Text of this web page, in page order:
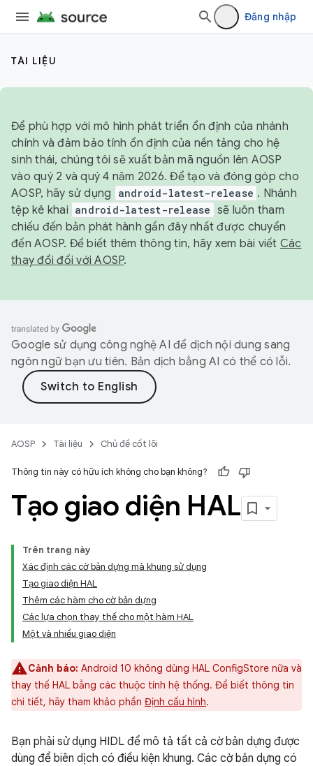
Đăng nhập
TÀI LIỆU
Để phù hợp với mô hình phát triển ổn định của nhánh
chính và đảm bảo tính ổn định của nền tảng cho hệ
sinh thái, chúng tôi sẽ xuất bản mã nguồn lên AOSP
vào quý 2 và quý 4 năm 2026. Để tạo và đóng góp cho
AOSP, hãy sử dụng
android-latest-release . Nhánh
tệp kê khai android-latest-release sẽ luôn tham
chiếu đến bản phát hành gần đây nhất được chuyển
đến AOSP. Để biết thêm thông tin, hãy xem bài viết Các
thay đổi đối với AOSP.
Google sử dụng công nghệ AI để dịch nội dung sang
ngôn ngữ bạn ưu tiên. Bản dịch bằng AI có thể có lỗi.
AOSP Tài liệu Chủ đề cốt lõi
Thông tin này có hữu ích không cho bạn không?
Tạo giao diện HAL
Trên trang này
Xác định các cờ bản dựng mà khung sử dụng
Tạo giao diện HAL
Thêm các hàm cho cờ bản dựng
Các lựa chọn thay thế cho một hàm HAL
Một và nhiều giao diện
Cảnh báo: Android 10 không dùng HAL ConfigStore nữa và
thay thế HAL bằng các thuộc tính hệ thống. Để biết thông tin
chi tiết, hãy tham khảo phần Định cấu hình.
Bạn phải sử dụng HIDL để mô tả tất cả cờ bản dựng được
dùng để biên dịch có điều kiện khung. Các cờ bản dựng có